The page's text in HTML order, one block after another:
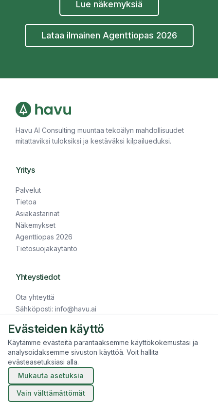
Lue näkemyksiä
Lataa ilmainen Agenttiopas 2026
Havu AI Consulting muuntaa tekoälyn mahdollisuudet
mitattaviksi tuloksiksi ja kestäväksi kilpailueduksi.
Yritys
Palvelut
Tietoa
Asiakastarinat
Näkemykset
Agenttiopas 2026
Tietosuojakäytäntö
Yhteystiedot
Ota yhteyttä
Sähköposti: info@havu.ai
LinkedIn
© HAVU.AI 2026
Evästeasetukset
Sisällön tuottamisessa ja käännöksissä on hyödynnetty
tekoälyä. Teksti on tarkistettu ennen julkaisua.
Evästeiden käyttö
Käytämme evästeitä parantaaksemme käyttökokemustasi ja
analysoidaksemme sivuston käyttöä. Voit hallita
evästeasetuksiasi alla.
Mukauta asetuksia
Vain välttämättömät